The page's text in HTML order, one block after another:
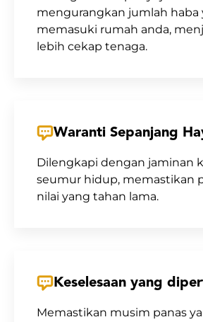
mengurangkan jumlah haba
memasuki rumah anda,
lebih cekap tenaga.
Waranti Sepanjang
Dilengkapi dengan jaminan
seumur hidup, memastikan
nilai yang tahan lama.
Keselesaan yang
Memastikan musim panas